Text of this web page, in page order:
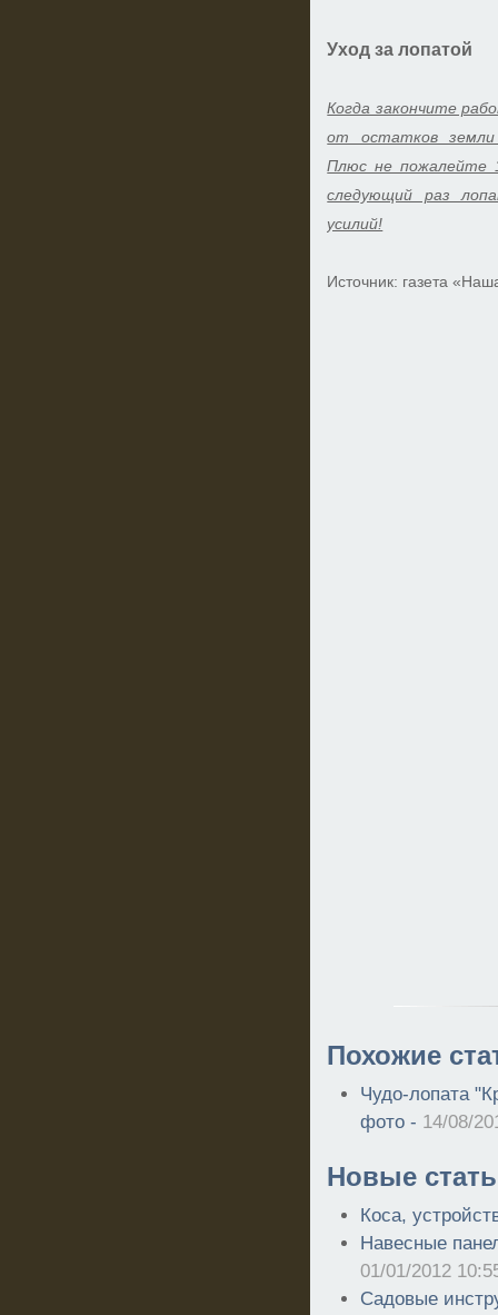
Уход за лопатой
Когда закончите
от остатков
Плюс не пожалейте
следующий раз
усилий!
Источник: газета
Похожие
Чудо-лопата
фото - 14/08/
Новые
Коса,
Навесные
01/01/2012
Садовые